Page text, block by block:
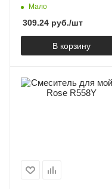
и гибким извивом, хром
Мало
309.24 руб./шт
В корзину